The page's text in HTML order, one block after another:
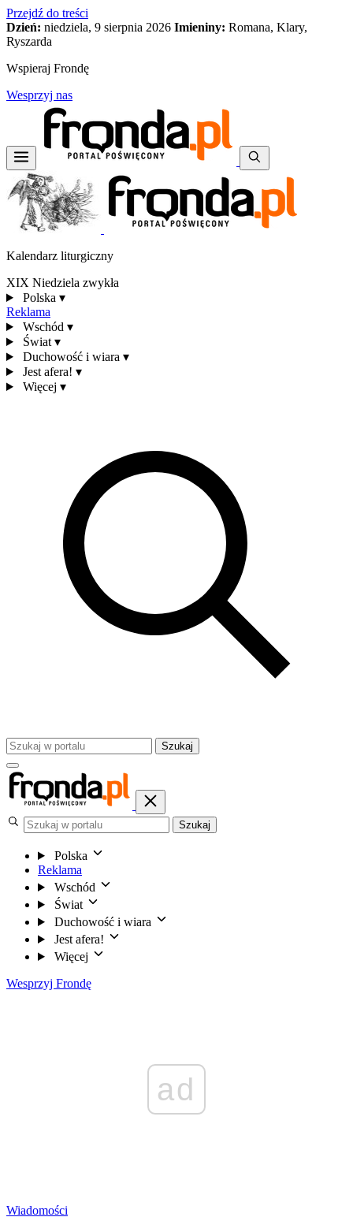
Przejdź do treści
Dzień: niedziela, 9 sierpnia 2026 Imieniny: Romana, Klary,
Ryszarda
Wspieraj Frondę
Wesprzyj nas
Kalendarz liturgiczny
XIX Niedziela zwykła
Polska ▾
Reklama
Wschód ▾
Świat ▾
Duchowość i wiara ▾
Jest afera! ▾
Więcej ▾
Szukaj
Szukaj
Polska
Reklama
Wschód
Świat
Duchowość i wiara
Jest afera!
Więcej
Wesprzyj Frondę
ad
Wiadomości